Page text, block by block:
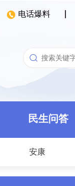
电话爆料
民生问答
安康